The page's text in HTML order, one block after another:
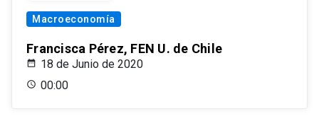
Macroeconomía
Francisca Pérez, FEN U. de Chile
18 de Junio de 2020
00:00